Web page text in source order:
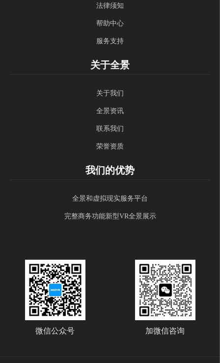
法律须知
帮助中心
服务支持
关于全景
关于我们
全景资讯
联系我们
荣誉资质
我们的优势
全景和虚拟现实服务平台
完整商务功能新型VR全景展示
微信公众号 加微信咨询